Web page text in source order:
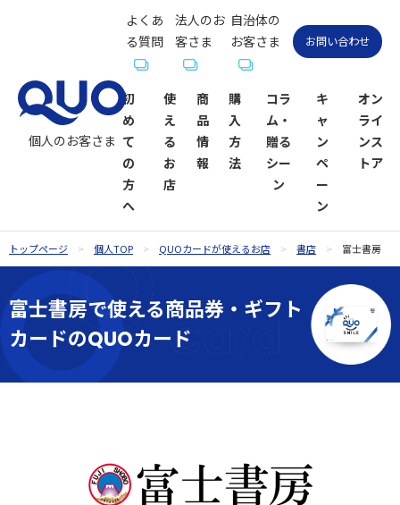
個人のお客さま
初
め
て
の
方
へ
使
え
る
お
店
QUOカー
ドが使え
るお店
ドPayが使
えるお店
商
品
情
報
QUOカー
ド
ドPay
購
入
方
法
コラ
ム・
贈る
シー
ン
ギフトコ
ラム一覧
お祝い
一覧
お祝い
季節・その
他の贈り物
キ
ャ
ン
ペ
ー
ン
オン
ライ
ンス
トア
QUOカー
ドオンラ
インスト
ア
ドPayオン
ラインス
トア
よくあ
る質問
法人のお
客さま
自治体の
お客さま
お問い合わせ
トップページ 個人TOP QUOカードが使えるお店 書店 富士書房
富士書房で使える商品券・ギフト
カードのQUOカード